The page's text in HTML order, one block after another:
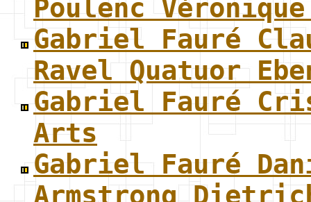
Poulenc
Gabriel Fauré
Ravel Quatuor
Gabriel Fauré
Arts
Gabriel Fauré
Armstrong